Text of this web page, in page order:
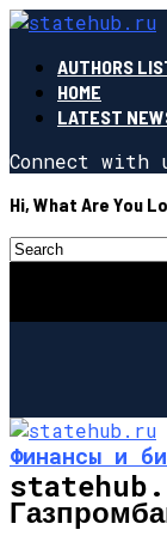
AUTHORS
HOME
LATEST
Connect with
Hi, What Are You
Финансы и